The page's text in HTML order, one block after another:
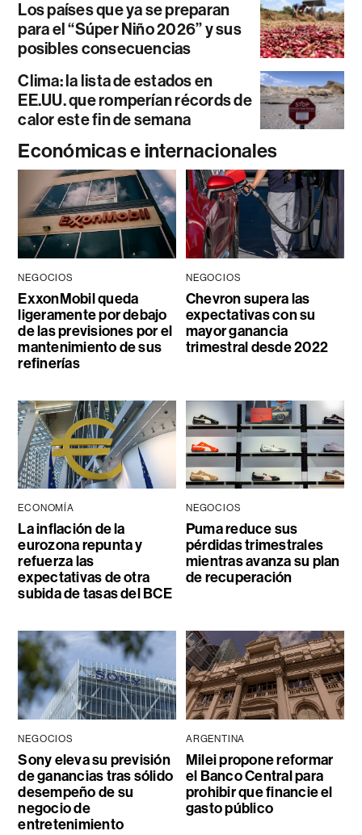
Los países que ya se preparan
para el “Súper Niño 2026” y sus
posibles consecuencias
Clima: la lista de estados en
EE.UU. que romperían récords de
calor este fin de semana
Económicas e internacionales
NEGOCIOS
ExxonMobil queda
ligeramente por debajo
de las previsiones por el
mantenimiento de sus
refinerías
NEGOCIOS
Chevron supera las
expectativas con su
mayor ganancia
trimestral desde 2022
ECONOMÍA
La inflación de la
eurozona repunta y
refuerza las
expectativas de otra
subida de tasas del BCE
NEGOCIOS
Puma reduce sus
pérdidas trimestrales
mientras avanza su plan
de recuperación
NEGOCIOS
Sony eleva su previsión
de ganancias tras sólido
desempeño de su
negocio de
entretenimiento
ARGENTINA
Milei propone reformar
el Banco Central para
prohibir que financie el
gasto público